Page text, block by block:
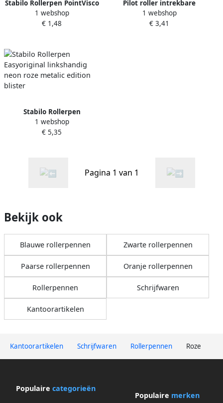
Kantoorartikelen Schrijfwaren Rollerpennen Roze
Stabilo Rollerpen PointVisco
1099 56 fijn roze
1 webshop
€ 1,48
Pilot roller intrekbare
Gelpen G 2 neonroze
1 webshop
€ 3,41
Stabilo Rollerpen
Easyoriginal linkshandig
neon roze metalic edition
1 webshop
€ 5,35
Pagina 1 van 1
Bekijk ook
Blauwe rollerpennen Zwarte rollerpennen
Paarse rollerpennen Oranje rollerpennen
Rollerpennen Schrijfwaren
Kantoorartikelen
Populaire categorieën
Populaire merken